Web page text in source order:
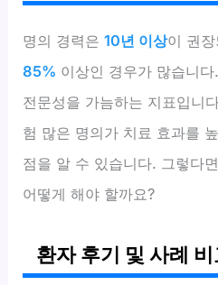
명의 경력은10년 이상이 권
85% 이상인 경우가 많습니
전문성을 가늠하는 지표입니
험 많은 명의가 치료 효과를
점을 알 수 있습니다. 그렇다
어떻게 해야 할까요?
환자 후기 및 사례 비